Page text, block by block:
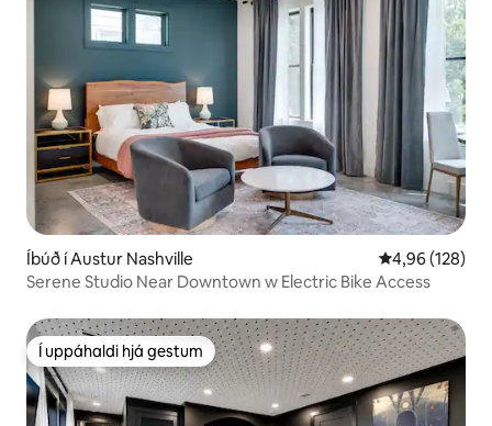
Íbúð í Austur Nashville 4,96 af 5 í
4,96 (128)
Serene Studio Near Downtown w Electric Bike Access
Í uppáhaldi hjá gestum
Í uppáhaldi hjá gestum